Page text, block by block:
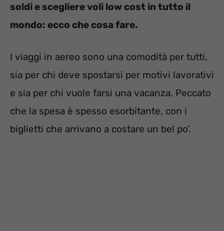
soldi e scegliere voli low cost in tutto il
mondo: ecco che cosa fare.
I viaggi in aereo sono una comodità per tutti,
sia per chi deve spostarsi per motivi lavorativi
e sia per chi vuole farsi una vacanza. Peccato
che la spesa è spesso esorbitante, con i
biglietti che arrivano a costare un bel po’.